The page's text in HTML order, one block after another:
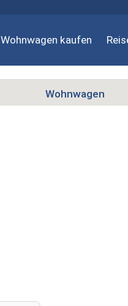
Wohnwagen kaufen
Wohnwagen